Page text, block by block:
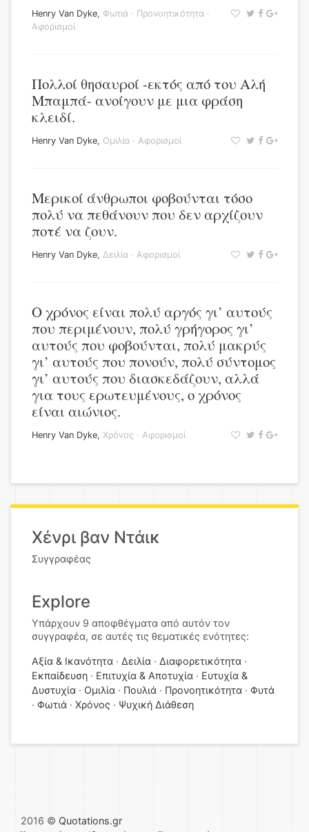
Henry Van Dyke, Φωτιά · Προνοητικότητα ·
Αφορισμοί
Πολλοί θησαυροί -εκτός από του Αλή
Μπαμπά- ανοίγουν με μια φράση
κλειδί.
Henry Van Dyke, Ομιλία · Αφορισμοί
Μερικοί άνθρωποι φοβούνται τόσο
πολύ να πεθάνουν που δεν αρχίζουν
ποτέ να ζουν.
Henry Van Dyke, Δειλία · Αφορισμοί
Ο χρόνος είναι πολύ αργός γι’ αυτούς
που περιμένουν, πολύ γρήγορος γι’
αυτούς που φοβούνται, πολύ μακρύς
γι’ αυτούς που πονούν, πολύ σύντομος
γι’ αυτούς που διασκεδάζουν, αλλά
για τους ερωτευμένους, ο χρόνος
είναι αιώνιος.
Henry Van Dyke, Χρόνος · Αφορισμοί
Χένρι βαν Ντάικ
Συγγραφέας
Explore
Υπάρχουν 9 αποφθέγματα από αυτόν τον
συγγραφέα, σε αυτές τις θεματικές ενότητες:
Αξία & Ικανότητα Δειλία
Διαφορετικότητα
Εκπαίδευση
Επιτυχία & Αποτυχία
Ευτυχία &
Δυστυχία
Ομιλία Πουλιά Προνοητικότητα
Φυτά
Φωτιά
Χρόνος Ψυχική Διάθεση
2016 © Quotations.gr